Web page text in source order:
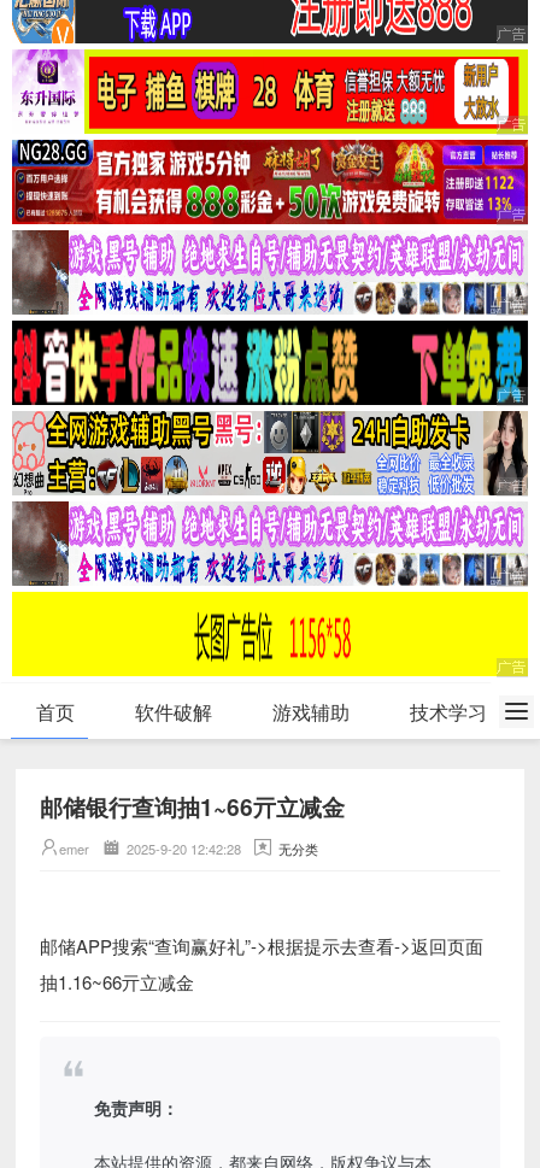
首页 软件破解 游戏辅助 技术学习
邮储银行查询抽1~66亓立减金
emer 2025-9-20 12:42:28 无分类
邮储APP搜索“查询赢好礼”->根据提示去查看->返回页面
抽1.16~66亓立减金
免责声明：
本站提供的资源，都来自网络，版权争议与本